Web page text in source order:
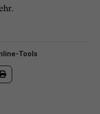
Tools